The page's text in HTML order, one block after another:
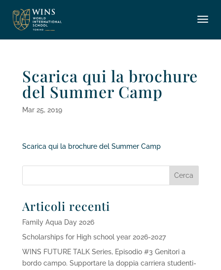
Scarica qui la brochure
del Summer Camp
Mar 25, 2019
Scarica qui la brochure del Summer Camp
Articoli recenti
Family Aqua Day 2026
Scholarships for High school year 2026-2027
WINS FUTURE TALK Series, Episodio #3 Genitori a
bordo campo. Supportare la doppia carriera studenti-